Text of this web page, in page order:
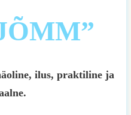
ilus, praktiline ja